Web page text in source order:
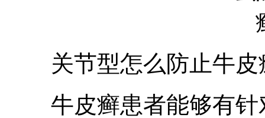
关节型怎么防止牛皮
牛皮癣患者能够有针